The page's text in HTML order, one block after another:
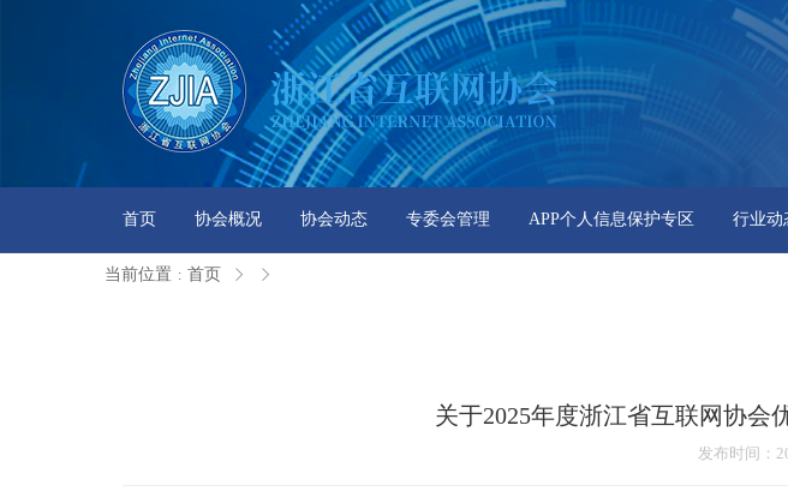
首页 协会概况 协会动态 专委会管理 APP个人信息保护专区 行业动
当前位置 : 首页
关于2025年度浙江省互联网协会
发布时间 ：